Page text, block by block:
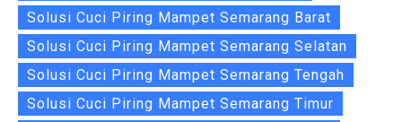
Solusi Cuci Piring Mampet Semarang Barat
Solusi Cuci Piring Mampet Semarang Selatan
Solusi Cuci Piring Mampet Semarang Tengah
Solusi Cuci Piring Mampet Semarang Timur